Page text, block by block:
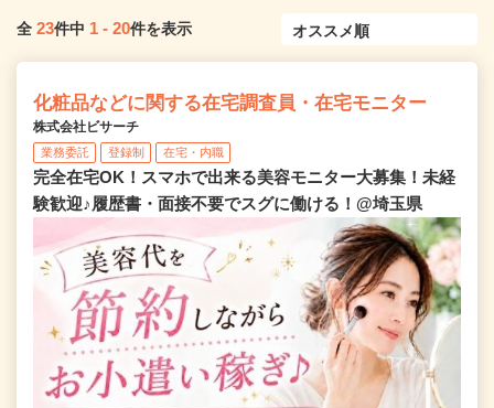
全 23件中 1 - 20件を表示
化粧品などに関する在宅調査員・在宅モニター
株式会社ビサーチ
業務委託 登録制 在宅・内職
完全在宅OK！スマホで出来る美容モニター大募集！未経
験歓迎♪履歴書・面接不要でスグに働ける！@埼玉県